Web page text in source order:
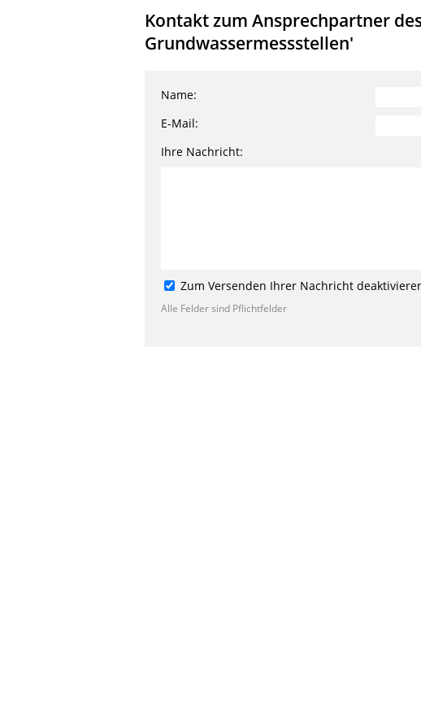
Kontakt zum Ansprechpartner
Grundwassermessstellen'
Name:
E-Mail:
Ihre Nachricht:
Zum Versenden Ihrer Nachricht
Alle Felder sind Pflichtfelder